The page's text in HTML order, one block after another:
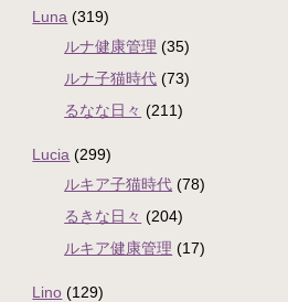
Luna (319)
ルナ健康管理 (35)
ルナ子猫時代 (73)
るなな日々 (211)
Lucia (299)
ルキア子猫時代 (78)
るきな日々 (204)
ルキア健康管理 (17)
Lino (129)